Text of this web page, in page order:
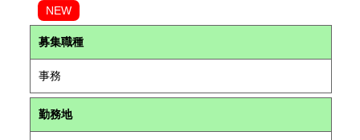
NEW
募集職種
事務
勤務地